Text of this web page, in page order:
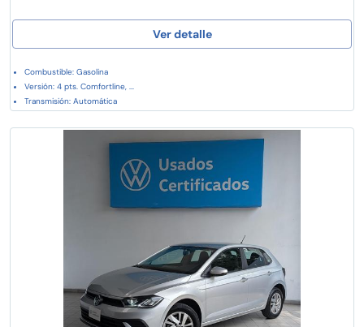
Ver detalle
Combustible: Gasolina
Versión: 4 pts. Comfortline, ...
Transmisión: Automática